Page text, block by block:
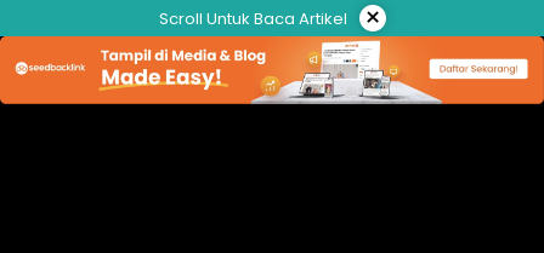
ke
konten
Scroll Untuk Baca Artikel ×